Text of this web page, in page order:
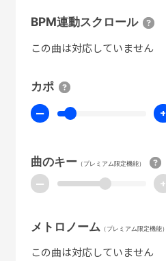
BPM連動スクロール
この曲は対応していません
カポ
ー +
曲のキー（プレミアム限定機能）
ー +
メトロノーム （プレミアム限定機能）
この曲は対応していません